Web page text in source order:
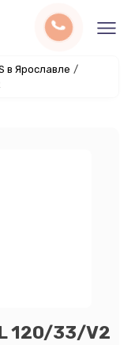
в Ярославле /
120/33/V2